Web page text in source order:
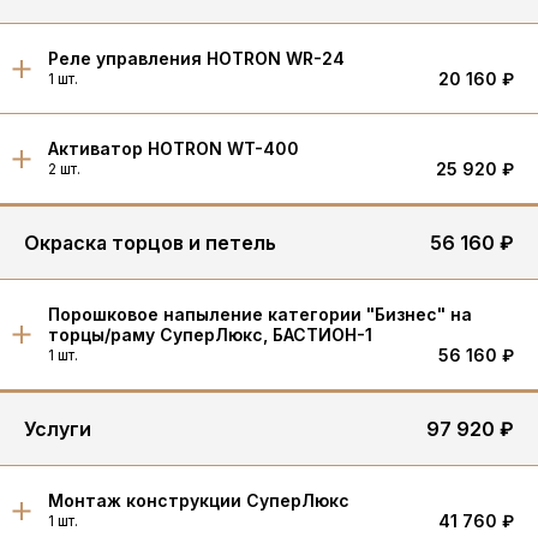
Реле управления HOTRON WR-24
1 шт. 20 160 ₽
Активатор HOTRON WT-400
2 шт. 25 920 ₽
Окраска торцов и петель 56 160 ₽
Порошковое напыление категории "Бизнес" на
торцы/раму СуперЛюкс, БАСТИОН-1
1 шт. 56 160 ₽
Услуги 97 920 ₽
Монтаж конструкции СуперЛюкс
1 шт. 41 760 ₽